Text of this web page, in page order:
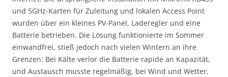
und 5GHz-Karten für Zuleitung und lokalen Access Point
wurden über ein kleines PV-Panel, Laderegler und eine
Batterie betrieben. Die Lösung funktionierte im Sommer
einwandfrei, stieß jedoch nach vielen Wintern an ihre
Grenzen: Bei Kälte verlor die Batterie rapide an Kapazität,
und Austausch musste regelmäßig, bei Wind und Wetter,